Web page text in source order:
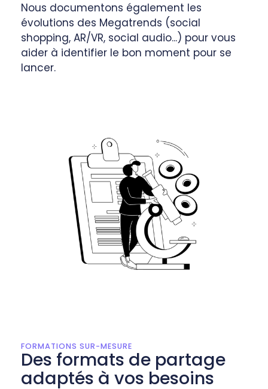
Nous documentons également les
évolutions des Megatrends (social
shopping, AR/VR, social audio...) pour vous
aider à identifier le bon moment pour se
lancer.
FORMATIONS SUR-MESURE
Des formats de partage
adaptés à vos besoins